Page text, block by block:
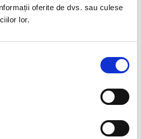
oferite de dvs. sau culese
lor.
și a atinge obiectivele